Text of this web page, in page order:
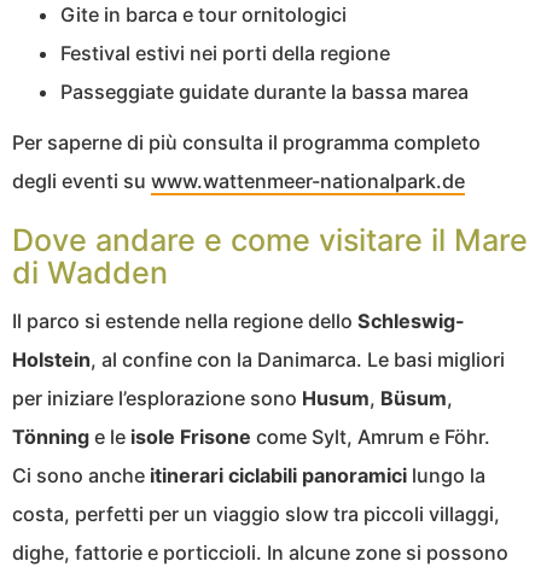
Gite in barca e tour ornitologici
Festival estivi nei porti della regione
Passeggiate guidate durante la bassa marea
Per saperne di più consulta il programma completo
degli eventi su www.wattenmeer-nationalpark.de
Dove andare e come visitare il Mare
di Wadden
Il parco si estende nella regione dello Schleswig-
Holstein, al confine con la Danimarca. Le basi migliori
per iniziare l’esplorazione sono Husum, Büsum,
Tönning e le isole Frisone come Sylt, Amrum e Föhr.
Ci sono anche itinerari ciclabili panoramici lungo la
costa, perfetti per un viaggio slow tra piccoli villaggi,
dighe, fattorie e porticcioli. In alcune zone si possono